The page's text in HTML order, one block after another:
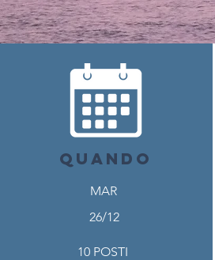
QUANDO
MAR
26/12
10 POSTI